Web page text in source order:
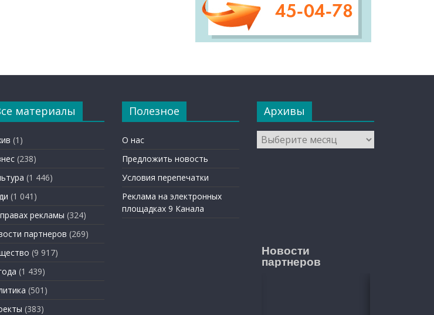
материалы
(1)
(238)
(1 446)
(1 041)
рекламы (324)
партнеров (269)
(9 917)
(1 439)
(501)
(383)
Полезное
О нас
Предложить новость
Условия перепечатки
Реклама на электронных
площадках 9 Канала
Архивы
Архивы
Новости
партнеров